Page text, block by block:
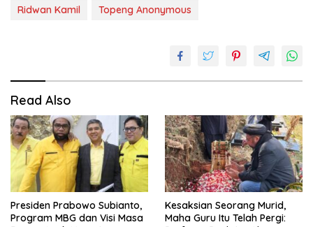
Ridwan Kamil
Topeng Anonymous
Read Also
Presiden Prabowo Subianto,
Program MBG dan Visi Masa
Kesaksian Seorang Murid,
Maha Guru Itu Telah Pergi: